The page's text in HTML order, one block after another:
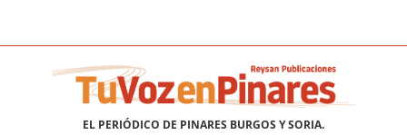
EL PERIÓDICO DE PINARES BURGOS Y SORIA.